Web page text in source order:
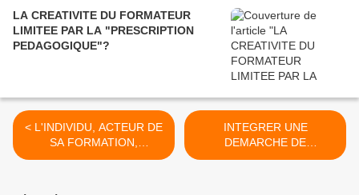
LA CREATIVITE DU FORMATEUR
LIMITEE PAR LA "PRESCRIPTION
PEDAGOGIQUE"?
< L'INDIVIDU, ACTEUR DE
SA FORMATION,
VRAIMENT ?
INTEGRER UNE
DEMARCHE DE
DEVELOPPEMENT